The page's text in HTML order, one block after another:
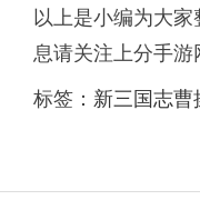
以上是小编为大
息请关注上分手游
标签： 新三国志